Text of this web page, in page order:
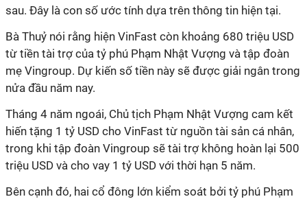
sau. Đây là con số ước tính dựa trên thông tin hiện tại.
Bà Thuỷ nói rằng hiện VinFast còn khoảng 680 triệu USD
từ tiền tài trợ của tỷ phú Phạm Nhật Vượng và tập đoàn
mẹ Vingroup. Dự kiến số tiền này sẽ được giải ngân trong
nửa đầu năm nay.
Tháng 4 năm ngoái, Chủ tịch Phạm Nhật Vượng cam kết
hiến tặng 1 tỷ USD cho VinFast từ nguồn tài sản cá nhân,
trong khi tập đoàn Vingroup sẽ tài trợ không hoàn lại 500
triệu USD và cho vay 1 tỷ USD với thời hạn 5 năm.
Bên cạnh đó, hai cổ đông lớn kiểm soát bởi tỷ phú Phạm